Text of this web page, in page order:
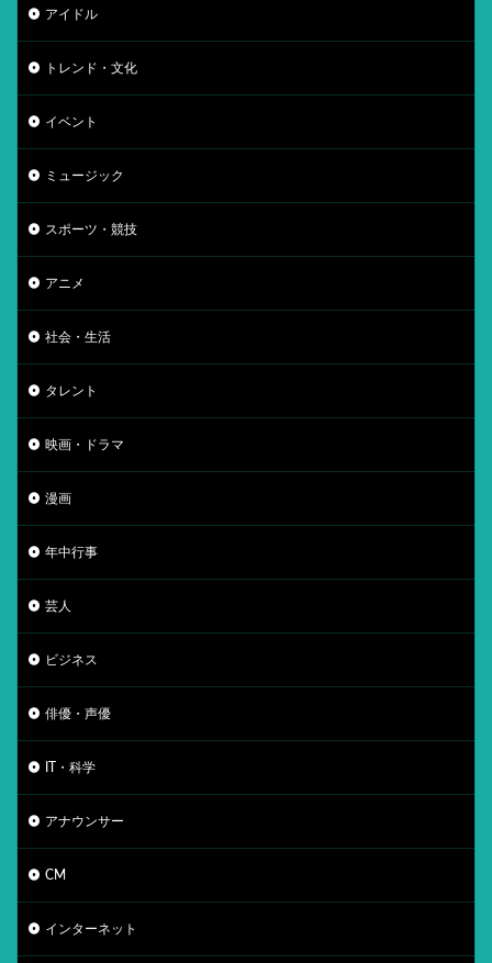
アイドル
トレンド・文化
イベント
ミュージック
スポーツ・競技
アニメ
社会・生活
タレント
映画・ドラマ
漫画
年中行事
芸人
ビジネス
俳優・声優
IT・科学
アナウンサー
CM
インターネット